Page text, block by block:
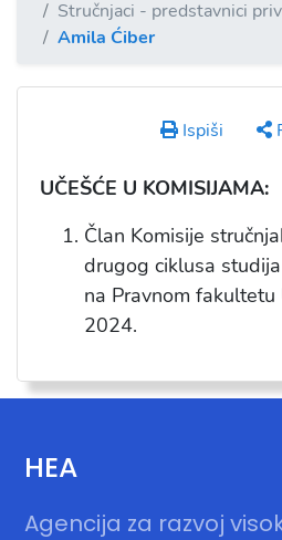
Stručnjaci - predstavnici
Amila Ćiber
Ispiši
UČEŠĆE U KOMISIJAMA:
Član Komisije
drugog ciklusa
na Pravnom fakultetu
2024.
HEA
Agencija za razvoj